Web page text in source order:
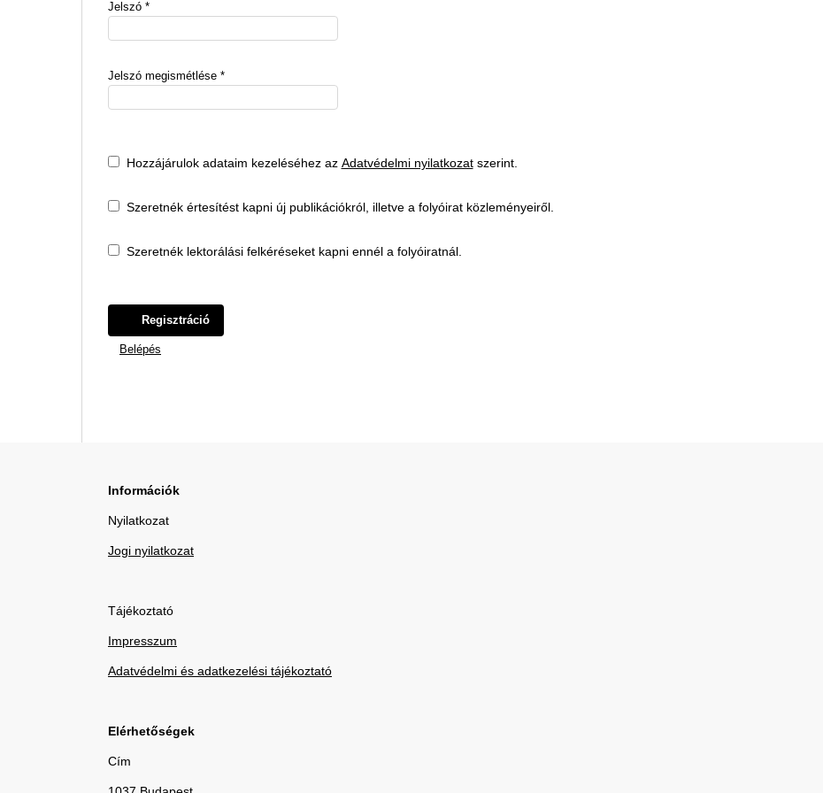
Jelszó *
Jelszó megismétlése *
Hozzájárulok adataim kezeléséhez az Adatvédelmi nyilatkozatszerint.
Szeretnék értesítést kapni új publikációkról, illetve a folyóirat közleményeiről.
Szeretnék lektorálási felkéréseket kapni ennél a folyóiratnál.
Regisztráció
Belépés
Információk
Nyilatkozat
Jogi nyilatkozat
Tájékoztató
Impresszum
Adatvédelmi és adatkezelési tájékoztató
Elérhetőségek
Cím